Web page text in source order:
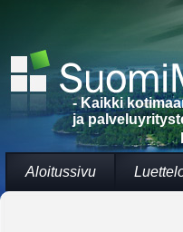
- Kaikki
ja
Aloitussivu